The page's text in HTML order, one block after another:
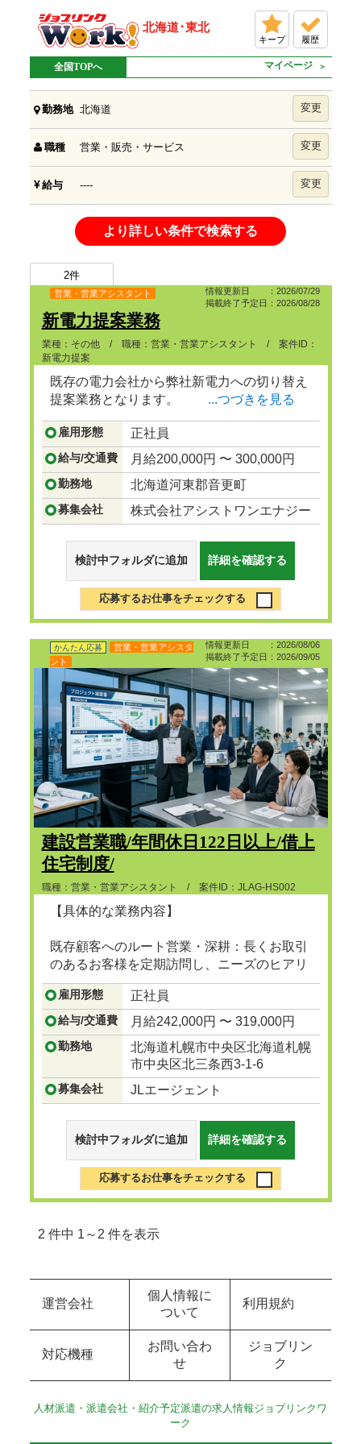
北海道･東北
キープ 履歴
全国TOPへ マイページ
勤務地 北海道 変更
職種 営業・販売・サービス 変更
給与 ---- 変更
より詳しい条件で検索する
2件
情報更新日 ：2026/07/29
掲載終了予定日：2026/08/28
営業・営業アシスタント
新電力提案業務
業種：その他 / 職種：営業・営業アシスタント / 案件ID：
新電力提案
既存の電力会社から弊社新電力への切り替え
提案業務となります。 ...つづきを見る
雇用形態 正社員
給与/交通費 月給200,000円 〜 300,000円
勤務地 北海道河東郡音更町
募集会社 株式会社アシストワンエナジー
検討中フォルダに追加 詳細を確認する
応募するお仕事をチェックする
情報更新日 ：2026/08/06
掲載終了予定日：2026/09/05
かんたん応募
営業・営業アシスタ
ント
建設営業職/年間休日122日以上/借上
住宅制度/
職種：営業・営業アシスタント / 案件ID：JLAG-HS002
【具体的な業務内容】
既存顧客へのルート営業・深耕：長くお取引
のあるお客様を定期訪問し、ニーズのヒアリ
ングや提案を行います。
...つづきを見る
雇用形態 正社員
給与/交通費 月給242,000円 〜 319,000円
勤務地
北海道札幌市中央区北海道札幌
市中央区北三条西3-1-6
募集会社 JLエージェント
検討中フォルダに追加 詳細を確認する
応募するお仕事をチェックする
2 件中 1～2 件を表示
運営会社
個人情報に
ついて
利用規約
対応機種
お問い合わ
せ
ジョブリン
ク
人材派遣・派遣会社・紹介予定派遣の求人情報ジョブリンクワ
ーク